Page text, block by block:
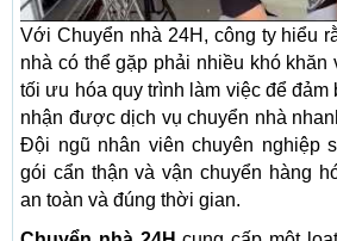
Với Chuyển nhà 24H, công ty hiểu
nhà có thể gặp phải nhiều khó khăn
tối ưu hóa quy trình làm việc để đảm
nhận được dịch vụ chuyển nhà
Đội ngũ nhân viên chuyên nghiệp
gói cẩn thận và vận chuyển hàng
an toàn và đúng thời gian.